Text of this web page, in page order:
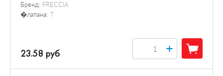
Бренд: FRECCIA
�лапана: 7
23.58 руб +